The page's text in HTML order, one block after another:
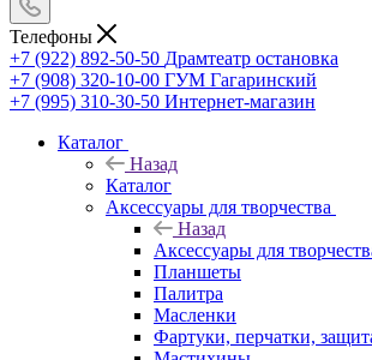
Телефоны
+7 (922) 892-50-50 Драмтеатр остановка
+7 (908) 320-10-00 ГУМ Гагаринский
+7 (995) 310-30-50 Интернет-магазин
Каталог
Назад
Каталог
Аксессуары для творчества
Назад
Аксессуары для
Планшеты
Палитра
Масленки
Фартуки, перчатки,